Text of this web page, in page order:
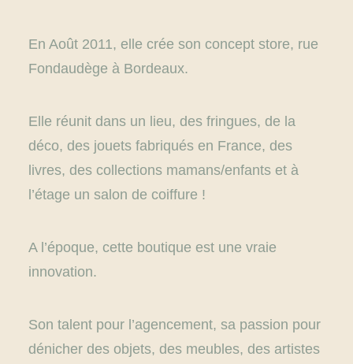
En Août 2011, elle crée son concept store, rue
Fondaudège à Bordeaux.
Elle réunit dans un lieu, des fringues, de la
déco, des jouets fabriqués en France, des
livres, des collections mamans/enfants et à
l’étage un salon de coiffure !
A l’époque, cette boutique est une vraie
innovation.
Son talent pour l’agencement, sa passion pour
dénicher des objets, des meubles, des artistes